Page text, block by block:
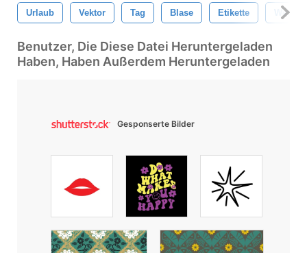
Urlaub Vektor Tag Blase Etikette
Benutzer, Die Diese Datei Heruntergeladen
Haben, Haben Außerdem Heruntergeladen
Gesponserte Bilder